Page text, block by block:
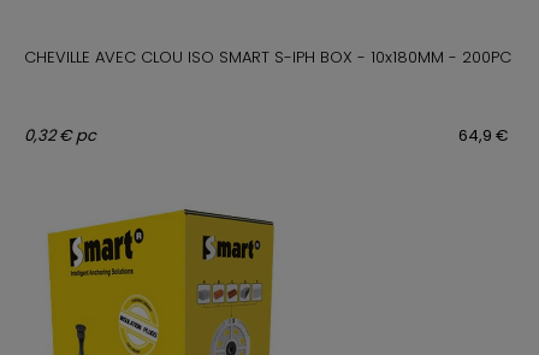
CHEVILLE AVEC CLOU ISO SMART S-IPH BOX - 10x180MM - 200PC
64,9 €
0,32 € pc